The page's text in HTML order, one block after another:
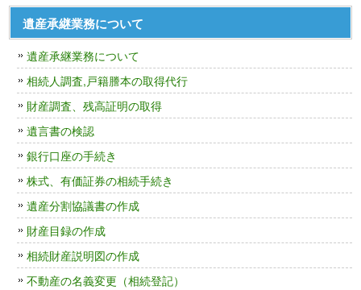
遺産承継業務について
遺産承継業務について
相続人調査,戸籍謄本の取得代行
財産調査、残高証明の取得
遺言書の検認
銀行口座の手続き
株式、有価証券の相続手続き
遺産分割協議書の作成
財産目録の作成
相続財産説明図の作成
不動産の名義変更（相続登記）